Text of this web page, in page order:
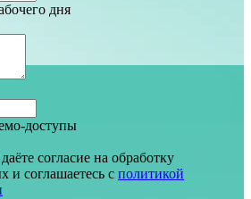
дня
доступы
согласие на обработку
и соглашаетесь c политикой